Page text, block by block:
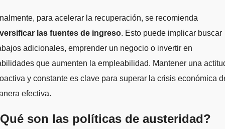
para acelerar la recuperación, se recomienda
las fuentes de ingreso. Esto puede implicar buscar
adicionales, emprender un negocio o invertir en
que aumenten la empleabilidad. Mantener una
y constante es clave para superar la crisis económica
efectiva.
son las políticas de austeridad?